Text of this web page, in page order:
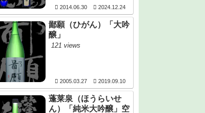
2014.06.30 2024.12.24
鄙願（ひがん）「大吟
醸」
121 views
2005.03.27 2019.09.10
蓬莱泉（ほうらいせ
ん）「純米大吟醸」空